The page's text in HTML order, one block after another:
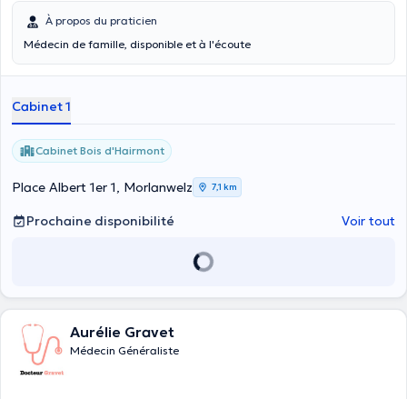
À propos du praticien
Médecin de famille, disponible et à l'écoute
Cabinet 1
Cabinet Bois d'Hairmont
Place Albert 1er 1, Morlanwelz 7,1 km
Prochaine disponibilité Voir tout
Aurélie Gravet
Médecin Généraliste